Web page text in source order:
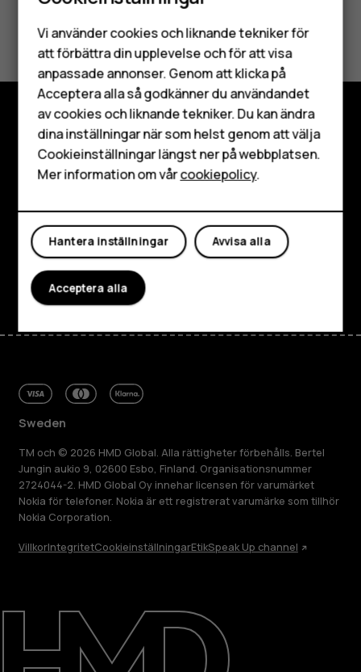
Smartphones
Mobiltelefoner
Tillbehör
HMD Terra M
Surfplattor
Reparera, återanvända, återvinna
Hållbarhet
Kundservice
Var detta till hjälp?
Nej
Utforska
Om
Planet and people
Kundservice
FacebookInstagram
TiktokYoutube
Sweden
TM och © 2026 HMD Global. Alla rättigheter förbehålls. Bertel
Jungin aukio 9, 02600 Esbo, Finland. Organisationsnummer
2724044-2. HMD Global Oy innehar licensen för varumärket
Nokia för telefoner. Nokia är ett registrerat varumärke som tillhör
Nokia Corporation.
VillkorIntegritetCookieinställningarEtikSpeak Up channel
Vi använder cookies och liknande tekniker för
att förbättra din upplevelse och för att visa
anpassade annonser. Genom att klicka på
Acceptera alla så godkänner du användandet
av cookies och liknande tekniker. Du kan ändra
dina inställningar när som helst genom att välja
Cookieinställningar längst ner på webbplatsen.
Mer information om vårcookiepolicy.
Avvisa alla
Hantera inställningar
Acceptera alla